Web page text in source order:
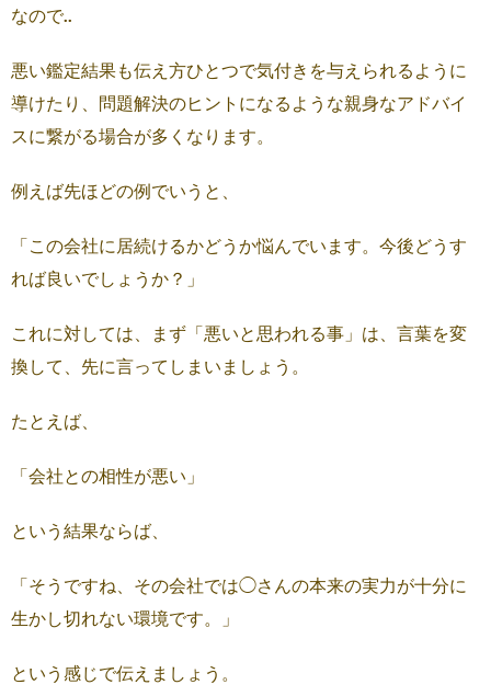
なので..
悪い鑑定結果も伝え方ひとつで気付きを与えられるように
導けたり、問題解決のヒントになるような親身なアドバイ
スに繋がる場合が多くなります。
例えば先ほどの例でいうと、
「この会社に居続けるかどうか悩んでいます。今後どうす
れば良いでしょうか？」
これに対しては、まず「悪いと思われる事」は、言葉を変
換して、先に言ってしまいましょう。
たとえば、
「会社との相性が悪い」
という結果ならば、
「そうですね、その会社では◯さんの本来の実力が十分に
生かし切れない環境です。」
という感じで伝えましょう。